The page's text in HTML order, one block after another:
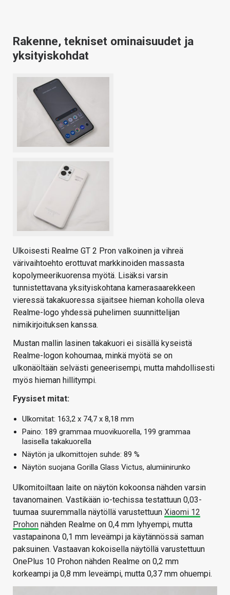
Rakenne, tekniset ominaisuudet ja
yksityiskohdat
Ulkoisesti Realme GT 2 Pron valkoinen ja vihreä
värivaihtoehto erottuvat markkinoiden massasta
kopolymeerikuorensa myötä. Lisäksi varsin
tunnistettavana yksityiskohtana kamerasaarekkeen
vieressä takakuoressa sijaitsee hieman koholla oleva
Realme-logo yhdessä puhelimen suunnittelijan
nimikirjoituksen kanssa.
Mustan mallin lasinen takakuori ei sisällä kyseistä
Realme-logon kohoumaa, minkä myötä se on
ulkonäöltään selvästi geneerisempi, mutta mahdollisesti
myös hieman hillitympi.
Fyysiset mitat:
Ulkomitat: 163,2 x 74,7 x 8,18 mm
Paino: 189 grammaa muovikuorella, 199 grammaa
lasisella takakuorella
Näytön ja ulkomittojen suhde: 89 %
Näytön suojana Gorilla Glass Victus, alumiinirunko
Ulkomitoiltaan laite on näytön kokoonsa nähden varsin
tavanomainen. Vastikään io-techissa testattuun 0,03-
tuumaa suuremmalla näytöllä varustettuun Xiaomi 12
Prohon nähden Realme on 0,4 mm lyhyempi, mutta
vastapainona 0,1 mm leveämpi ja käytännössä saman
paksuinen. Vastaavan kokoisella näytöllä varustettuun
OnePlus 10 Prohon nähden Realme on 0,2 mm
korkeampi ja 0,8 mm leveämpi, mutta 0,37 mm ohuempi.